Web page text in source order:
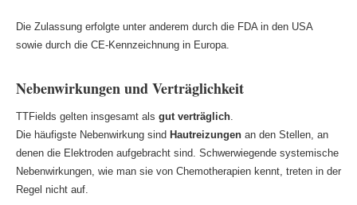
Die Zulassung erfolgte unter anderem durch die FDA in den USA
sowie durch die CE-Kennzeichnung in Europa.
Nebenwirkungen und Verträglichkeit
TTFields gelten insgesamt als gut verträglich.
Die häufigste Nebenwirkung sind Hautreizungenan den Stellen, an
denen die Elektroden aufgebracht sind. Schwerwiegende systemische
Nebenwirkungen, wie man sie von Chemotherapien kennt, treten in der
Regel nicht auf.